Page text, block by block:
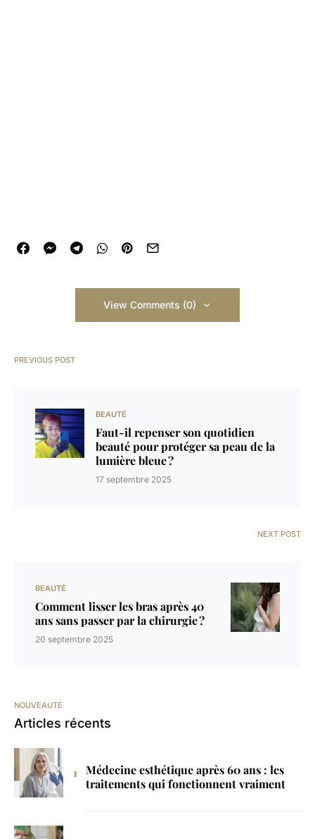
View Comments (0)
PREVIOUS POST
BEAUTÉ
Faut-il repenser son quotidien
beauté pour protéger sa peau de la
lumière bleue ?
17 septembre 2025
NEXT POST
BEAUTÉ
Comment lisser les bras après 40
ans sans passer par la chirurgie ?
20 septembre 2025
NOUVEAUTÉ
Articles récents
Médecine esthétique après 60 ans : les
traitements qui fonctionnent vraiment